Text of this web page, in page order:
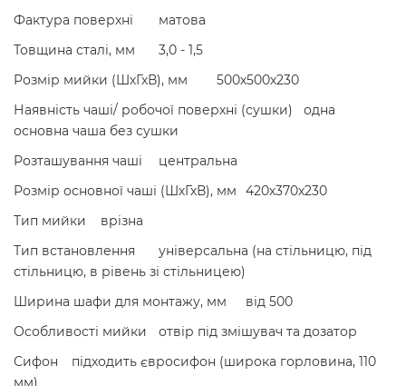
Фактура поверхні
матова
Товщина сталі, мм
3,0 - 1,5
Розмір мийки (ШхГхВ), мм
500х500х230
Наявність чаші/ робочої поверхні (сушки)
одна
основна чаша без сушки
Розташування чаші
центральна
Розмір основної чаші (ШхГхВ), мм
420х370х230
Тип мийки
врізна
Тип встановлення
універсальна (на стільницю, під
стільницю, в рівень зі стільницею)
Ширина шафи для монтажу, мм
від 500
Особливості мийки
отвір під змішувач та дозатор
Сифон
підходить євросифон (широка горловина, 110
мм)